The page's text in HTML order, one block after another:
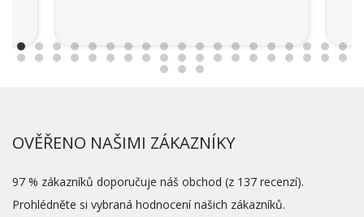
OVĚŘENO NAŠIMI ZÁKAZNÍKY
97 % zákazníků doporučuje náš obchod (z 137 recenzí).
Prohlédněte si vybraná hodnocení našich zákazníků.